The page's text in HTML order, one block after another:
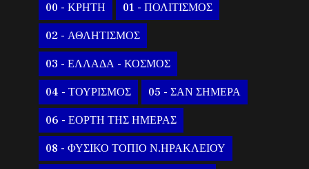
00 - ΚΡΗΤΗ 01 - ΠΟΛΙΤΙΣΜΟΣ
02 - ΑΘΛΗΤΙΣΜΟΣ
03 - ΕΛΛΑΔΑ - ΚΟΣΜΟΣ
04 - ΤΟΥΡΙΣΜΟΣ 05 - ΣΑΝ ΣΗΜΕΡΑ
06 - ΕΟΡΤΗ ΤΗΣ ΗΜΕΡΑΣ
08 - ΦΥΣΙΚΟ ΤΟΠΙΟ Ν.ΗΡΑΚΛΕΙΟΥ